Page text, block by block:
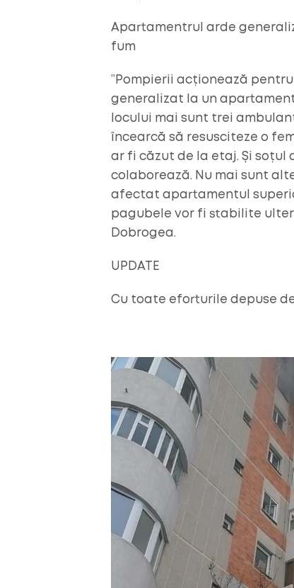
Apartamentrul arde
fum
”Pompierii acționează
generalizat la un
locului mai sunt trei
încearcă să resusciteze o
ar fi căzut de la etaj. Și
colaborează. Nu mai sunt
afectat apartamentul
pagubele vor fi stabilite
Dobrogea.
UPDATE
Cu toate eforturile depuse